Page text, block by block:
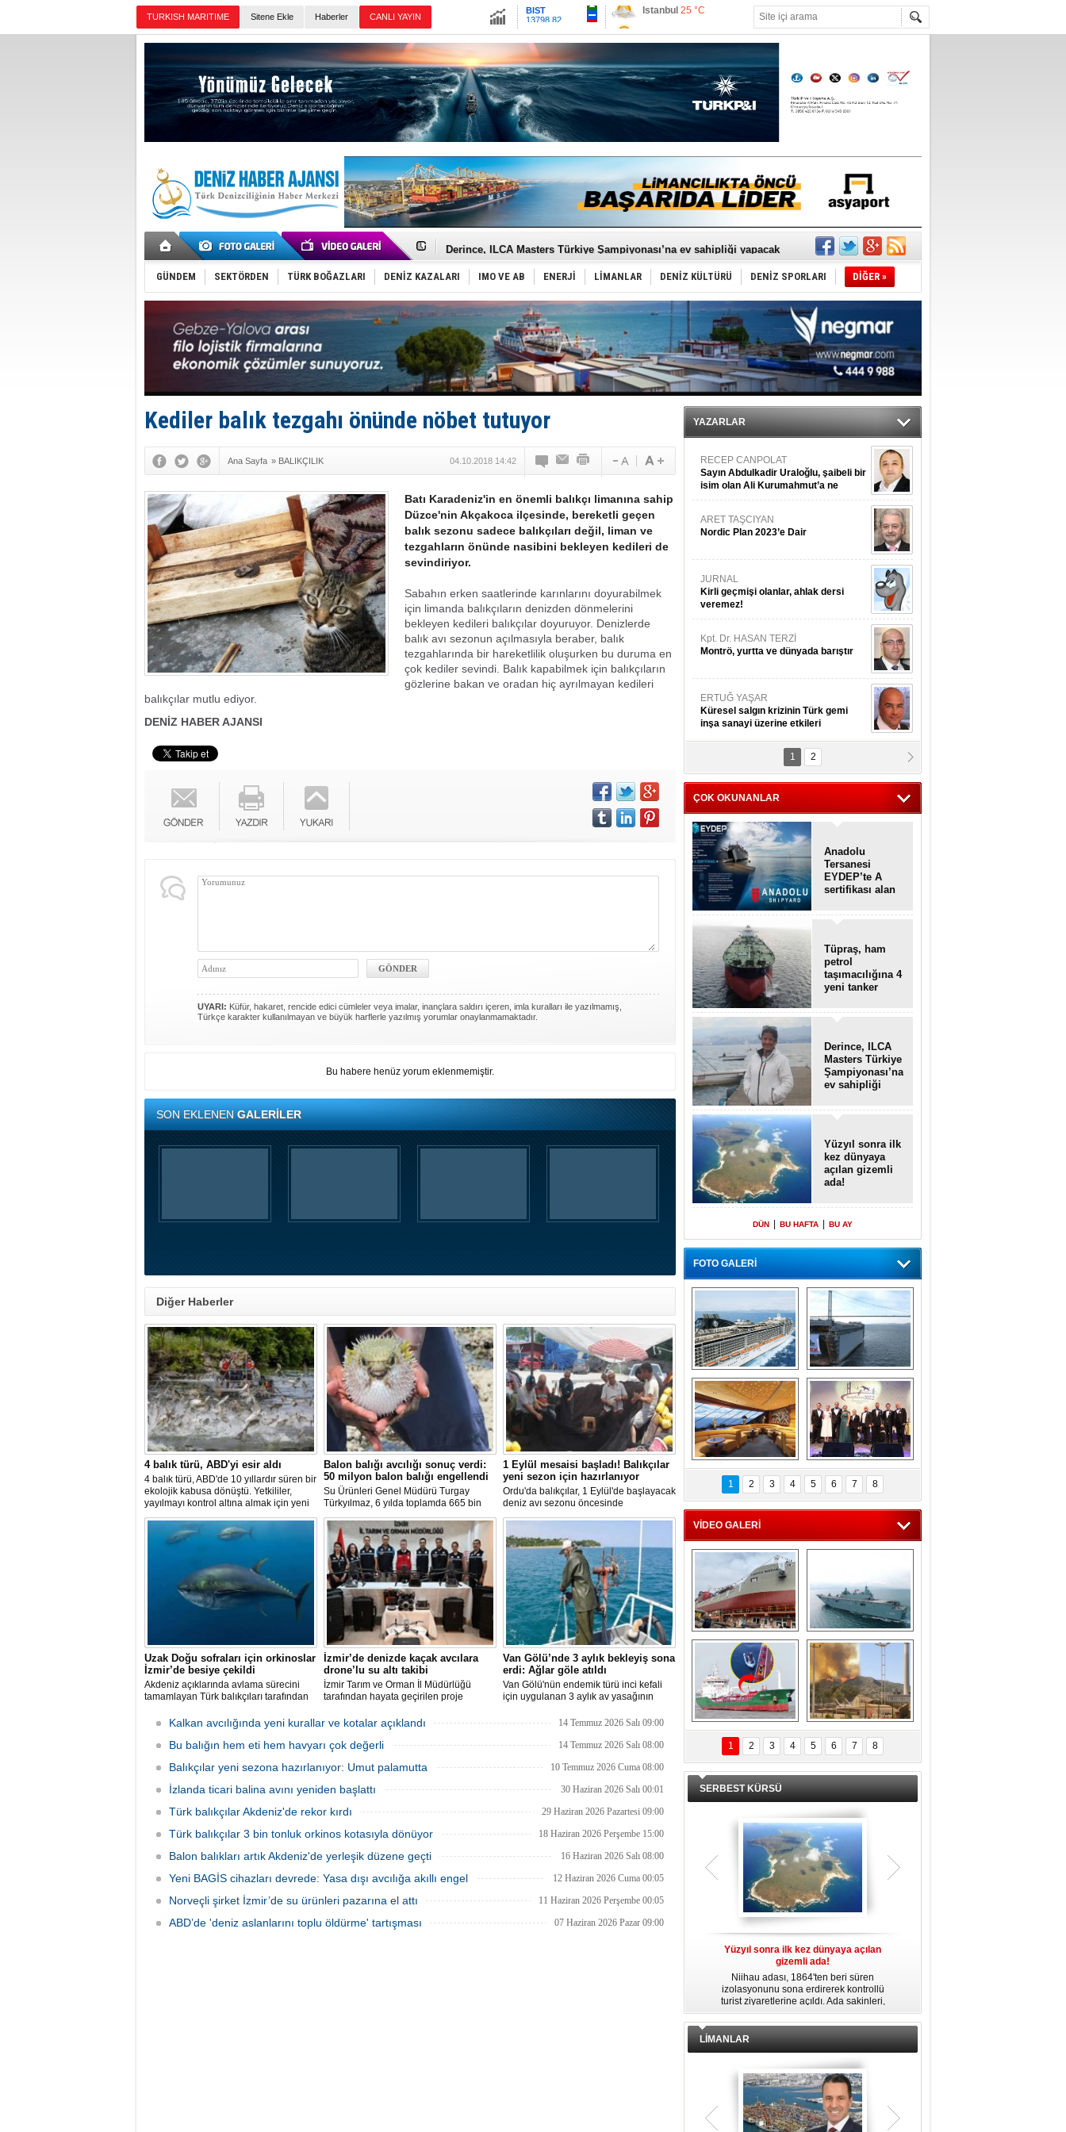
TURKISH MARITIME Sitene Ekle Haberler CANLI YAYIN
Altın6543.58
Euro54.9691
Ankara20 °C
Antalya24 °C
Muğla 23 °C
Çanakkale 23 °C
Yüzyıl sonra ilk kez dünyaya açılan gizemli ada!
Derince, ILCA Masters Türkiye Şampiyonası’na ev sahipliği yapacak
Tüpraş, ham petrol taşımacılığına 4 yeni tanker daha ekliyor
İTU AUV, Dünya’da 2. oldu!
LNG taşımacılığında maliyetler katlandı
PROYAD, yat mürettebatı için yurt dışı harcı için düzenleme istiyor
Türkiye-Irak enerji hattında yeni dönem başlıyor
Türk Armatöre 'Uyuşturucu' tutuklaması!
Deniz turizminde yeni ‘Ceza Rejimi’!
DÖDER, 28. Dönem Yönetim Kurulu Başkanını seçti!
Fairline, Türkiye’de ‘SoleMarin’i seçti
Baltık Denizi'nde tarih yazıldı!
Runit kubbesi okyanusun derinliklerinde halkı tehdit ediyor
Limana dadandılar, 10 tekneyi soydular!
GÜNDEM SEKTÖRDEN TÜRK BOĞAZLARI DENİZ KAZALARI IMO VE AB ENERJİ LİMANLAR DENİZ KÜLTÜRÜ DENİZ SPORLARI DİĞER »
Kediler balık tezgahı önünde nöbet tutuyor
Ana Sayfa » BALIKÇILIK 04.10.2018 14:42
Batı Karadeniz'in en önemli balıkçı limanına sahip
Düzce'nin Akçakoca ilçesinde, bereketli geçen
balık sezonu sadece balıkçıları değil, liman ve
tezgahların önünde nasibini bekleyen kedileri de
sevindiriyor.
Sabahın erken saatlerinde karınlarını doyurabilmek
için limanda balıkçıların denizden dönmelerini
bekleyen kedileri balıkçılar doyuruyor. Denizlerde
balık avı sezonun açılmasıyla beraber, balık
tezgahlarında bir hareketlilik oluşurken bu duruma en
çok kediler sevindi. Balık kapabilmek için balıkçıların
gözlerine bakan ve oradan hiç ayrılmayan kedileri
balıkçılar mutlu ediyor.
DENİZ HABER AJANSI
UYARI: Küfür, hakaret, rencide edici cümleler veya imalar, inançlara saldırı içeren, imla kuralları ile yazılmamış,
Türkçe karakter kullanılmayan ve büyük harflerle yazılmış yorumlar onaylanmamaktadır.
Bu habere henüz yorum eklenmemiştir.
SON EKLENENGALERİLER
Diğer Haberler
4 balık türü, ABD'yi esir aldı
4 balık türü, ABD'de 10 yıllardır süren bir
ekolojik kabusa dönüştü. Yetkililer,
yayılmayı kontrol altına almak için yeni
projeler geliştirirken, uzmanlar
tamamen yok edilmenin imkansız
olduğunu belirtiyor.
Balon balığı avcılığı sonuç verdi:
50 milyon balon balığı engellendi
Su Ürünleri Genel Müdürü Turgay
Türkyılmaz, 6 yılda toplamda 665 bin
balon balığının ekosistemden
uzaklaştırıldığını belirterek, "Balon balığı
avcılığı sayesinde, yaklaşık 50 milyon
yeni balon balığının ekosisteme
katılması önlendi." dedi.
1 Eylül mesaisi başladı! Balıkçılar
yeni sezon için hazırlanıyor
Ordu'da balıkçılar, 1 Eylül'de başlayacak
deniz avı sezonu öncesinde
hazırlıklarını hızlandırdı. Av yasağı
ağlardan teknelere kadar tüm
ekipmanlarını elden geçirerek yeni
sezona hazırlanıyor.
Uzak Doğu sofraları için orkinoslar
İzmir’de besiye çekildi
Akdeniz açıklarında avlama sürecini
tamamlayan Türk balıkçıları tarafından
orkinoslar, Uzak Doğu ülkelerine ihraç
edilmek için özenle bakılıyor.
İzmir’de denizde kaçak avcılara
drone’lu su altı takibi
İzmir Tarım ve Orman İl Müdürlüğü
tarafından hayata geçirilen proje
faaliyetleri anlık olarak tespit edebilen
hava ve su altı dronları sahada aktif
olarak kullanılmaya başlandı.
Van Gölü’nde 3 aylık bekleyiş sona
erdi: Ağlar göle atıldı
Van Gölü'nün endemik türü inci kefali
için uygulanan 3 aylık av yasağının
yeniden suyla buluşturdu ve yeni av
Kalkan avcılığında yeni kurallar ve kotalar açıklandı 14 Temmuz 2026 Salı 09:00
Bu balığın hem eti hem havyarı çok değerli 14 Temmuz 2026 Salı 08:00
Balıkçılar yeni sezona hazırlanıyor: Umut palamutta 10 Temmuz 2026 Cuma 08:00
İzlanda ticari balina avını yeniden başlattı 30 Haziran 2026 Salı 00:01
Türk balıkçılar Akdeniz'de rekor kırdı 29 Haziran 2026 Pazartesi 09:00
Türk balıkçılar 3 bin tonluk orkinos kotasıyla dönüyor 18 Haziran 2026 Perşembe 15:00
Balon balıkları artık Akdeniz'de yerleşik düzene geçti 16 Haziran 2026 Salı 08:00
Yeni BAGİS cihazları devrede: Yasa dışı avcılığa akıllı engel 12 Haziran 2026 Cuma 00:05
Norveçli şirket İzmir’de su ürünleri pazarına el attı 11 Haziran 2026 Perşembe 00:05
ABD’de 'deniz aslanlarını toplu öldürme' tartışması 07 Haziran 2026 Pazar 09:00
YAZARLAR
RECEP CANPOLAT
Sayın Abdulkadir Uraloğlu, şaibeli bir
isim olan Ali Kurumahmut’a ne
danışıyorsunuz?
ARET TAŞCIYAN
Nordic Plan 2023’e Dair
JURNAL
Kirli geçmişi olanlar, ahlak dersi
veremez!
Kpt. Dr. HASAN TERZİ
Montrö, yurtta ve dünyada barıştır
ERTUĞ YAŞAR
Küresel salgın krizinin Türk gemi
inşa sanayi üzerine etkileri
Kpt. MESUT AZMİ GÖKSOY
ithafen...
1 2
ÇOK OKUNANLAR
Anadolu
Tersanesi
EYDEP’te A
sertifikası alan
Tüpraş, ham
petrol
taşımacılığına 4
yeni tanker
Derince, ILCA
Masters Türkiye
Şampiyonası’na
ev sahipliği
Yüzyıl sonra ilk
kez dünyaya
açılan gizemli
ada!
DÜN BU HAFTA BU AY
FOTO GALERİ
“Gemi içinde gemi”
konsepti ile MSC
Splendida
Dünyada tek!
Denizaltı yüzer
havuzu intikal
seyrine başladı
MSC'den 55 milyon
euroluk turizm geliri
müjdesi
5. Bosphorus Ship
Brokers Dinner,
İstanbul’da yapıldı
1 2 3 4 5 6 7 8
VİDEO GALERİ
Çeksan Tersanesi,
Başaran Bayrak
tankerini suya
indirdi
TCG Anadolu,
tersane teknik
seyrini tamamladı
Göçmenlerin
imdadına Türk
sahipli MINA DENIZ
yetişti
Milas’taki yangın
yeniden termik
santrallere doğru
ilerliyor
1 2 3 4 5 6 7 8
SERBEST KÜRSÜ
Yüzyıl sonra ilk kez dünyaya açılan
gizemli ada!
Niihau adası, 1864'ten beri süren
izolasyonunu sona erdirerek kontrollü
turist ziyaretlerine açıldı. Ada sakinleri,
modern teknolojiden uzak, katı
kurallarla dolu bir yaşam sürdürüyor.
Sultan Mehmet Köprüsü'nün
özelleştirilmesine yönelik ihaleyle
LİMANLAR